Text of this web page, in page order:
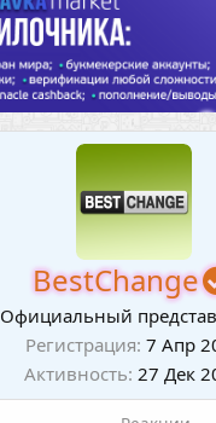
BestChange
Официальный
Регистрация 7 Апр
Активность 27 Дек